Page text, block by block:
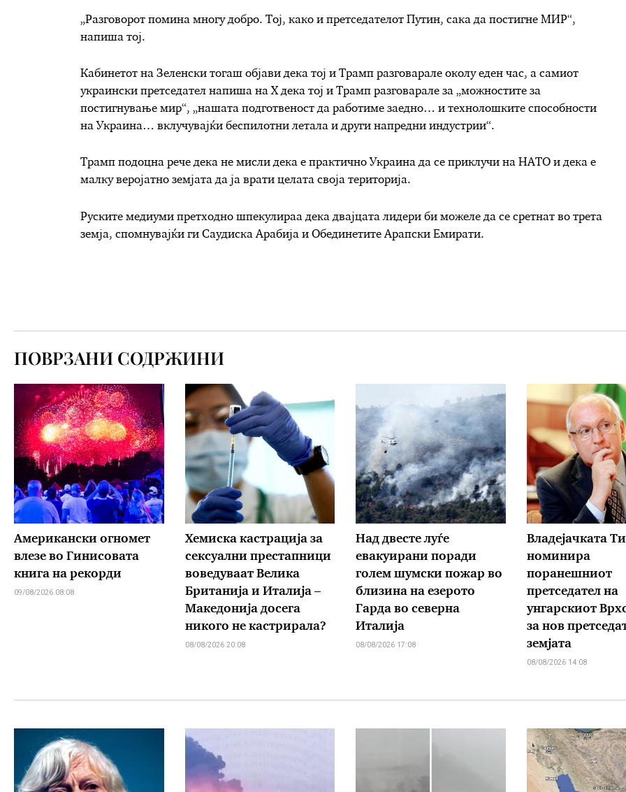
„Разговорот помина многу добро. Тој, како и претседателот Путин, сака да постигне МИР“,
напиша тој.
Кабинетот на Зеленски тогаш објави дека тој и Трамп разговарале околу еден час, а самиот
украински претседател напиша на X дека тој и Трамп разговарале за „можностите за
постигнување мир“, „нашата подготвеност да работиме заедно… и технолошките способности
на Украина… вклучувајќи беспилотни летала и други напредни индустрии“.
Трамп подоцна рече дека не мисли дека е практично Украина да се приклучи на НАТО и дека е
малку веројатно земјата да ја врати целата своја територија.
Руските медиуми претходно шпекулираа дека двајцата лидери би можеле да се сретнат во трета
земја, спомнувајќи ги Саудиска Арабија и Обединетите Арапски Емирати.
ПОВРЗАНИ СОДРЖИНИ
Американски огномет
влезе во Гинисовата
книга на рекорди
09/08/2026 08:08
Хемиска кастрација за
сексуални престапници
воведуваат Велика
Британија и Италија –
Македонија досега
никого не кастрирала?
08/08/2026 20:08
Над двесте луѓе
евакуирани поради
голем шумски пожар во
близина на езерото
Гарда во северна
Италија
08/08/2026 17:08
Владејачката
номинира
поранешниот
претседател на
унгарскиот
за нов
земјата
08/08/2026 14:08